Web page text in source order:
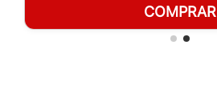
COMPRAR